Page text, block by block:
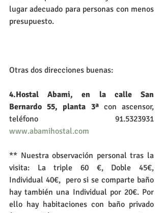
lugar adecuado para personas con menos
presupuesto.
Otras dos direcciones buenas:
4.Hostal Abami, en la calle San
Bernardo 55, planta 3ª con ascensor,
www.abamihostal.com
** Nuestra observación personal tras la
visita: La triple 60 €, Doble 45€,
Individual 40€,  pero si se comparte baño
hay también una Individual por 20€. Por
ello hay habitaciones con baño privado